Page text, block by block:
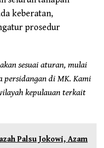
keberatan,
prosedur
sesuai aturan, mulai
persidangan di MK. Kami
kepulauan terkait
Palsu Jokowi, Azam